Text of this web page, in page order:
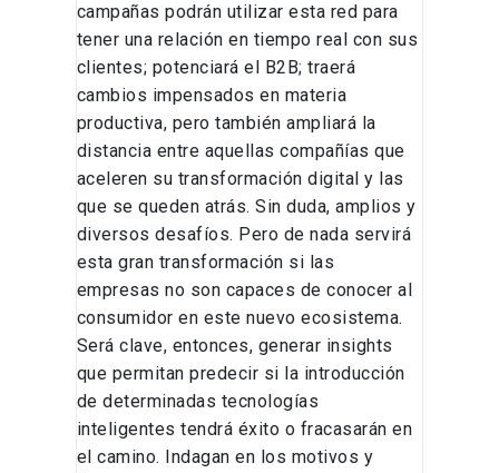
campañas podrán utilizar esta red para
tener una relación en tiempo real con sus
clientes; potenciará el B2B; traerá
cambios impensados en materia
productiva, pero también ampliará la
distancia entre aquellas compañías que
aceleren su transformación digital y las
que se queden atrás. Sin duda, amplios y
diversos desafíos. Pero de nada servirá
esta gran transformación si las
empresas no son capaces de conocer al
consumidor en este nuevo ecosistema.
Será clave, entonces, generar insights
que permitan predecir si la introducción
de determinadas tecnologías
inteligentes tendrá éxito o fracasarán en
el camino. Indagan en los motivos y